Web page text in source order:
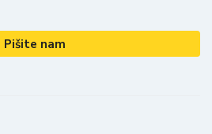
Pišite nam